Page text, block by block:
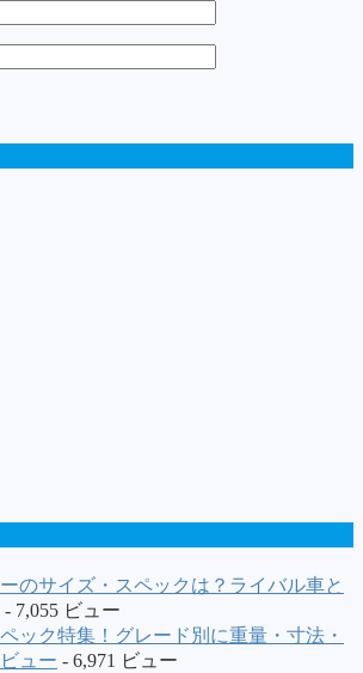
のサイズ・スペックは？ライバル車と
- 7,055 ビュー
ック特集！グレード別に重量・寸法・
ュー - 6,971 ビュー